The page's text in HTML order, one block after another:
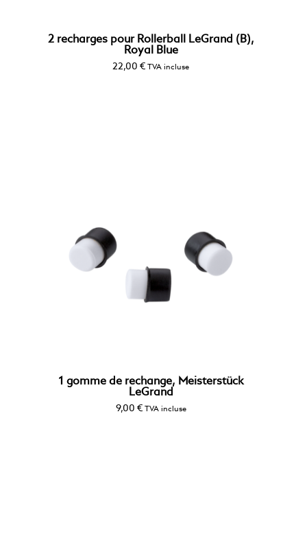
2 recharges pour Rollerball LeGrand (B),
Royal Blue
22,00 € TVA incluse
1 gomme de rechange, Meisterstück
LeGrand
9,00 € TVA incluse